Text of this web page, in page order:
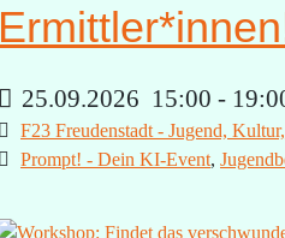
25.09.2026 15:00 -
F23 Freudenstadt - Jugend,
Prompt! - Dein KI-Event,